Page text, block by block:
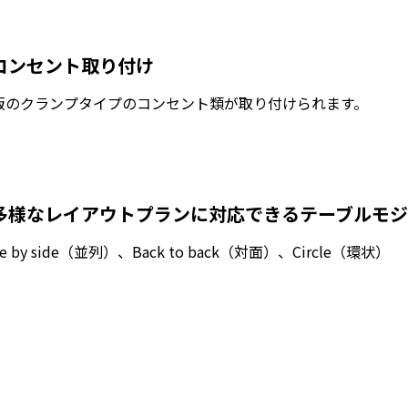
ンセント取り付け
のクランプタイプのコンセント類が取り付けられます。
様なレイアウトプランに対応できるテーブルモ
by side（並列）、Back to back（対面）、Circle（環状）